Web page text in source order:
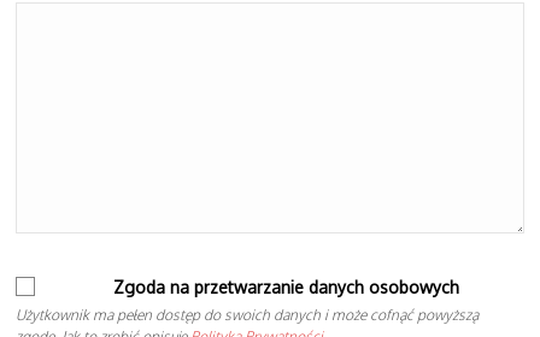
Zgoda na przetwarzanie danych osobowych
Użytkownik ma pełen dostęp do swoich danych i może cofnąć powyższą